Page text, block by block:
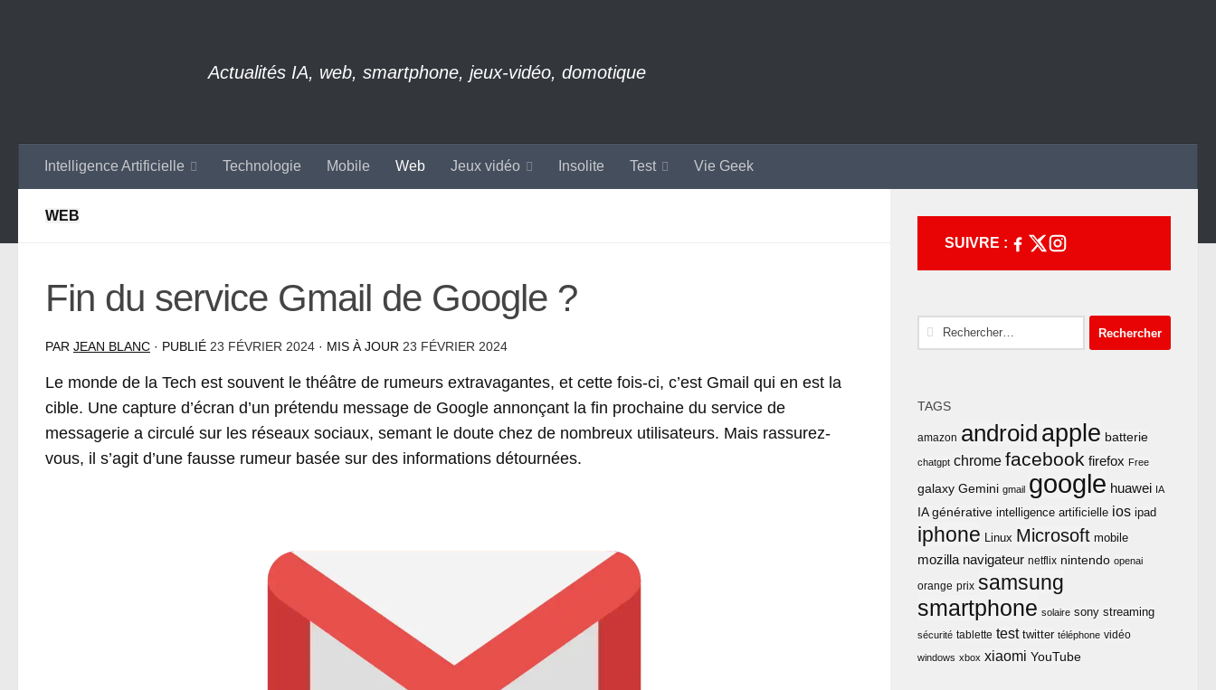
Actualités IA, web, smartphone, jeux-vidéo, domotique
Intelligence Artificielle Technologie Mobile Web Jeux vidéo Insolite Test Vie Geek
WEB
Fin du service Gmail de Google ?
PAR JEAN BLANC · PUBLIÉ 23 FÉVRIER 2024 · MIS À JOUR 23 FÉVRIER 2024
Le monde de la Tech est souvent le théâtre de rumeurs extravagantes, et cette fois-ci, c’est Gmail qui en est la
cible. Une capture d’écran d’un prétendu message de Google annonçant la fin prochaine du service de
messagerie a circulé sur les réseaux sociaux, semant le doute chez de nombreux utilisateurs. Mais rassurez-
vous, il s’agit d’une fausse rumeur basée sur des informations détournées.
SUIVRE :
Rechercher :
TAGS
amazon android apple batterie
chatgpt chrome facebook firefox Free
galaxy Gemini gmail google huawei IA
IA générative intelligence artificielle ios ipad
iphone Linux Microsoft mobile
mozilla navigateur netflix nintendo openai
orange prix samsung
smartphone solaire sony streaming
sécurité tablette test twitter téléphone vidéo
windows xbox xiaomi YouTube